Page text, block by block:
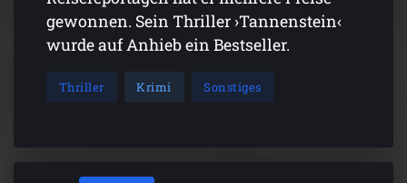
gewonnen. Sein Thriller ›Tannenstein‹
wurde auf Anhieb ein Bestseller.
Thriller Krimi Sonstiges